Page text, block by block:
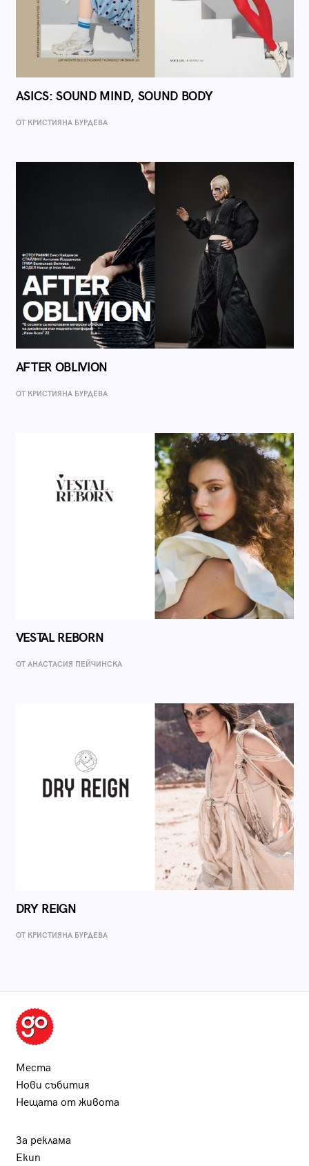
ASICS: SOUND MIND, SOUND BODY
ОТ КРИСТИЯНА БУРДЕВА
AFTER OBLIVION
ОТ КРИСТИЯНА БУРДЕВА
VESTAL REBORN
ОТ AНАСТАСИЯ ПЕЙЧИНСКА
DRY REIGN
ОТ КРИСТИЯНА БУРДЕВА
Места
Нови събития
Нещата от живота
За реклама
Екип